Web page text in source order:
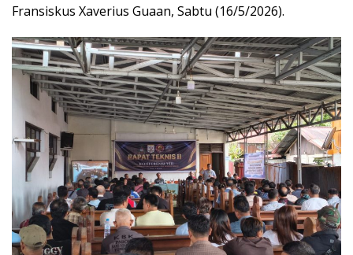
Fransiskus Xaverius Guaan, Sabtu (16/5/2026).